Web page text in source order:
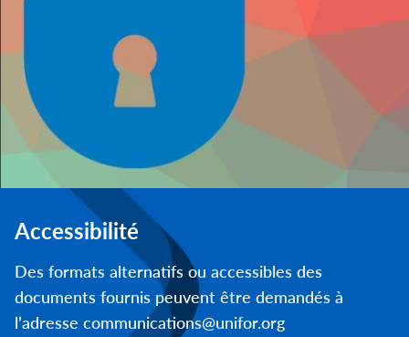
Accessibilité
Des formats alternatifs ou accessibles des
documents fournis peuvent être demandés à
l’adresse communications@unifor.org